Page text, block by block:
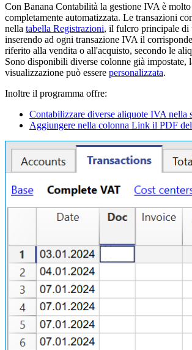
Con Banana Contabilità la gestione IVA è
completamente automatizzata. Le transazioni
nella tabella Registrazioni, il fulcro principale di
inserendo ad ogni transazione IVA il
riferito alla vendita o all'acquisto, secondo le
Sono disponibili diverse colonne già impostate,
visualizzazione può essere personalizzata.
Inoltre il programma offre:
Contabilizzare diverse aliquote IVA nella
Aggiungere nella colonna Link il PDF